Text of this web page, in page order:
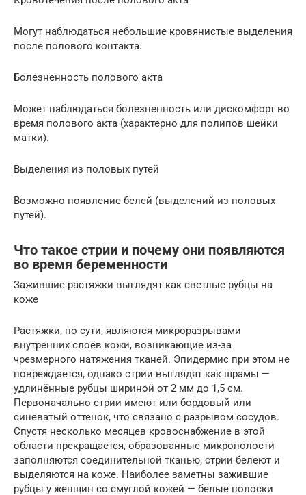
Могут наблюдаться небольшие кровянистые выделения
после полового контакта.
Болезненность полового акта
Может наблюдаться болезненность или дискомфорт во
время полового акта (характерно для полипов шейки
матки).
Выделения из половых путей
Возможно появление белей (выделений из половых
путей).
Что такое стрии и почему они появляются
во время беременности
Зажившие растяжки выглядят как светлые рубцы на
коже
Растяжки, по сути, являются микроразрывами
внутренних слоёв кожи, возникающие из-за
чрезмерного натяжения тканей. Эпидермис при этом не
повреждается, однако стрии выглядят как шрамы —
удлинённые рубцы шириной от 2 мм до 1,5 см.
Первоначально стрии имеют или бордовый или
синеватый оттенок, что связано с разрывом сосудов.
Спустя несколько месяцев кровоснабжение в этой
области прекращается, образованные микрополости
заполняются соединительной тканью, стрии белеют и
выделяются на коже. Наиболее заметны зажившие
рубцы у женщин со смуглой кожей — белые полоски